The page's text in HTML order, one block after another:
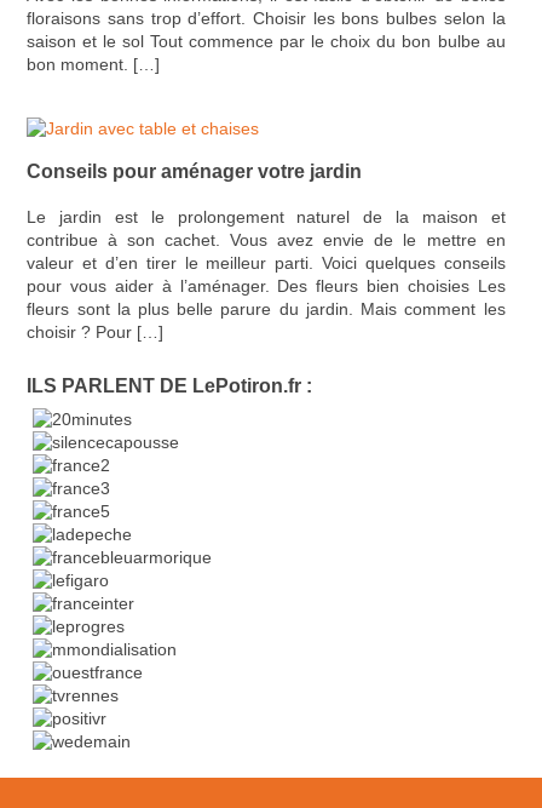
floraisons sans trop d’effort. Choisir les bons bulbes selon la
saison et le sol Tout commence par le choix du bon bulbe au
bon moment. […]
Conseils pour aménager votre jardin
Le jardin est le prolongement naturel de la maison et
contribue à son cachet. Vous avez envie de le mettre en
valeur et d’en tirer le meilleur parti. Voici quelques conseils
pour vous aider à l’aménager. Des fleurs bien choisies Les
fleurs sont la plus belle parure du jardin. Mais comment les
choisir ? Pour […]
ILS PARLENT DE LePotiron.fr :